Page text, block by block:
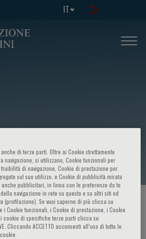
IT
ED EVENTI / RELATORE
di terze parti. Oltre ai Cookie strettamente
navigazione, si utilizzano, Cookie funzionali per
di navigazione, Cookie di prestazione per
sul suo utilizzo, e Cookie di pubblicità mirata
pubblicitari, in linea con le preferenze da te
navigazione in rete su questo e su altri siti ed
(profilazione). Se vuoi saperne di più clicca su
i Cookie funzionali, i Cookie di prestazione, i Cookie
cookie di specifiche terze parti clicca su
Cliccando ACCETTO acconsenti all’uso di tutte le